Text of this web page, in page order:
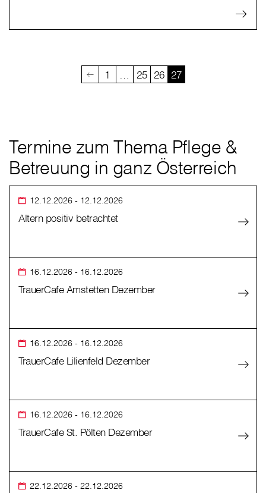
1 … 25 26 27
Termine zum Thema Pflege &
Betreuung in ganz Österreich
12.12.2026 - 12.12.2026
Altern positiv betrachtet
16.12.2026 - 16.12.2026
TrauerCafe Amstetten Dezember
16.12.2026 - 16.12.2026
TrauerCafe Lilienfeld Dezember
16.12.2026 - 16.12.2026
TrauerCafe St. Pölten Dezember
22.12.2026 - 22.12.2026